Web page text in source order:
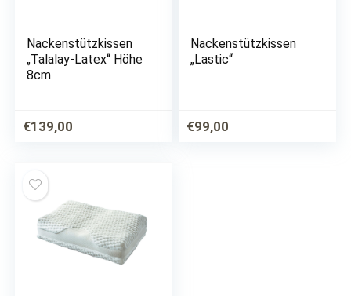
Nackenstützkissen
„Talalay-Latex“ Höhe
8cm
€139,00
Nackenstützkissen
„Lastic“
€99,00